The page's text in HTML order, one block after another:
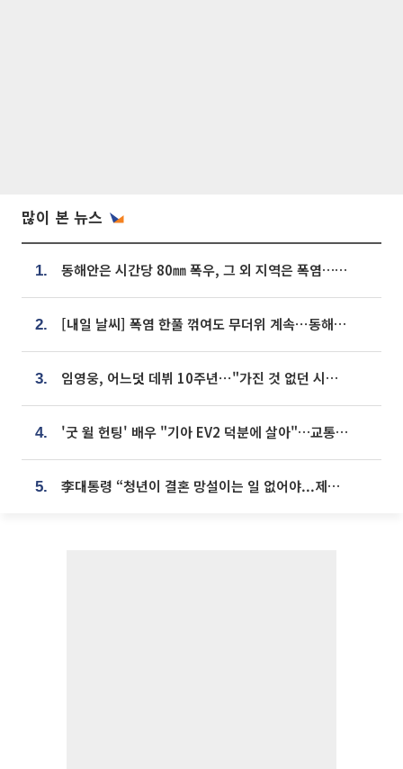
많이 본 뉴스
1. 동해안은 시간당 80㎜ 폭우, 그 외 지역은 폭염…‘극과 극 날씨’
2. [내일 날씨] 폭염 한풀 꺾여도 무더위 계속⋯동해안 이틀 연속 비
3. 임영웅, 어느덧 데뷔 10주년⋯"가진 것 없던 시절, 내 앞엔 20명의 팬뿐"
4. '굿 윌 헌팅' 배우 "기아 EV2 덕분에 살아"…교통사고 후 안전성 극찬
5. 李대통령 “청년이 결혼 망설이는 일 없어야...제도상 불이익 조사”